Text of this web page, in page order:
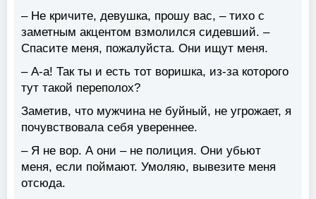
– Не кричите, девушка, прошу вас, – тихо с
заметным акцентом взмолился сидевший. –
Спасите меня, пожалуйста. Они ищут меня.
– А-а! Так ты и есть тот воришка, из-за которого
тут такой переполох?
Заметив, что мужчина не буйный, не угрожает, я
почувствовала себя увереннее.
– Я не вор. А они – не полиция. Они убьют
меня, если поймают. Умоляю, вывезите меня
отсюда.